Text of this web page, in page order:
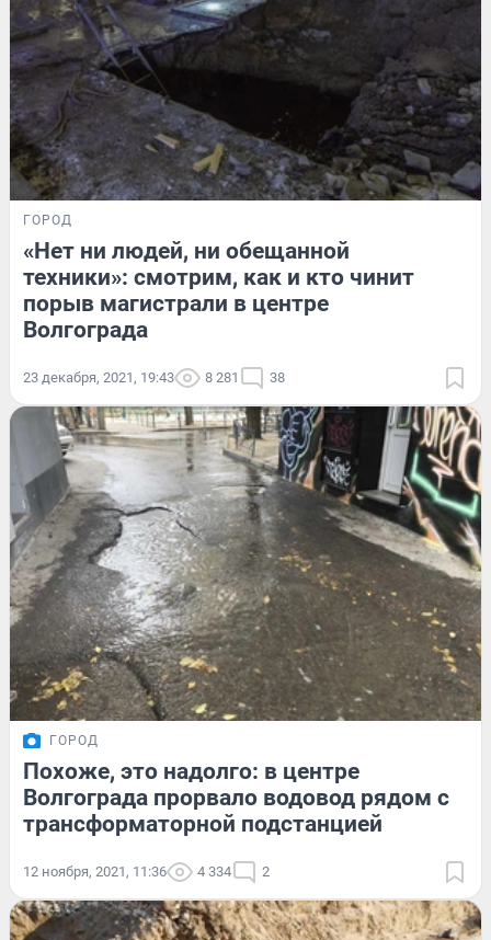
ГОРОД
«Нет ни людей, ни обещанной
техники»: смотрим, как и кто чинит
порыв магистрали в центре
Волгограда
23 декабря, 2021, 19:43 8 281 38
ГОРОД
Похоже, это надолго: в центре
Волгограда прорвало водовод рядом с
трансформаторной подстанцией
12 ноября, 2021, 11:36 4 334 2